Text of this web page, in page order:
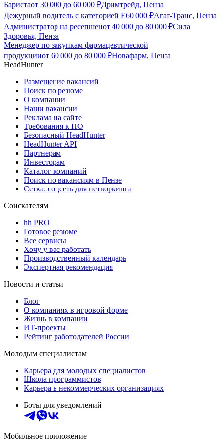
Баристаот 30 000 до 60 000 ₽Дримтрейд, Пенза
Дежурный водитель с категорией Е60 000 ₽Агат-Транс, Пенза
Администратор на ресепшенот 40 000 до 80 000 ₽Сила
Здоровья, Пенза
Менеджер по закупкам фармацевтической
продукцииот 60 000 до 80 000 ₽Новафарм, Пенза
HeadHunter
Размещение вакансий
Поиск по резюме
О компании
Наши вакансии
Реклама на сайте
Требования к ПО
Безопасный HeadHunter
HeadHunter API
Партнерам
Инвесторам
Каталог компаний
Поиск по вакансиям в Пензе
Сетка: соцсеть для нетворкинга
Соискателям
hh PRO
Готовое резюме
Все сервисы
Хочу у вас работать
Производственный календарь
Экспертная рекомендация
Новости и статьи
Блог
О компаниях в игровой форме
Жизнь в компании
ИТ-проекты
Рейтинг работодателей России
Молодым специалистам
Карьера для молодых специалистов
Школа программистов
Карьера в некоммерческих организациях
Боты для уведомлений
Мобильное приложение